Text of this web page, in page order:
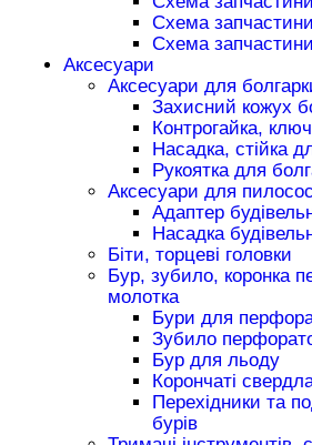
Схема
Схема
Аксесуари
Аксесуари для
Захисний кожух
Контрогайка,
Насадка, стійка
Рукоятка для
Аксесуари для
Адаптер
Насадка
Біти, торцеві головки
Бур, зубило, коронка
молотка
Бури для
Зубило
Бур для льоду
Корончаті
Перехідники та
бурів